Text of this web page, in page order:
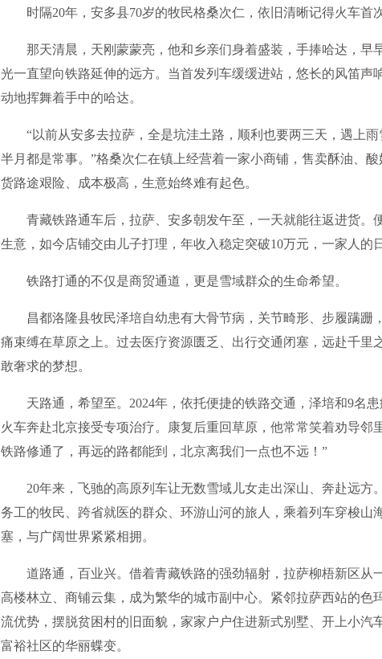
时隔20年，安多县70岁的牧民格桑次仁，依旧清晰记得火车首次
那天清晨，天刚蒙蒙亮，他和乡亲们身着盛装，手捧哈达，早
光一直望向铁路延伸的远方。当首发列车缓缓进站，悠长的风笛声
动地挥舞着手中的哈达。
“以前从安多去拉萨，全是坑洼土路，顺利也要两三天，遇上雨
半月都是常事。”格桑次仁在镇上经营着一家小商铺，售卖酥油、
货路途艰险、成本极高，生意始终难有起色。
青藏铁路通车后，拉萨、安多朝发午至，一天就能往返进货。
生意，如今店铺交由儿子打理，年收入稳定突破10万元，一家人的
铁路打通的不仅是商贸通道，更是雪域群众的生命希望。
昌都洛隆县牧民泽培自幼患有大骨节病，关节畸形、步履蹒跚
痛束缚在草原之上。过去医疗资源匮乏、出行交通闭塞，远赴千里
敢奢求的梦想。
天路通，希望至。2024年，依托便捷的铁路交通，泽培和9名患
火车奔赴北京接受专项治疗。康复后重回草原，他常常笑着劝导邻
铁路修通了，再远的路都能到，北京离我们一点也不远！”
20年来，飞驰的高原列车让无数雪域儿女走出深山、奔赴远方
务工的牧民、跨省就医的群众、环游山河的旅人，乘着列车穿梭山
塞，与广阔世界紧紧相拥。
道路通，百业兴。借着青藏铁路的强劲辐射，拉萨柳梧新区从
高楼林立、商铺云集，成为繁华的城市副中心。紧邻拉萨西站的色
流优势，摆脱贫困村的旧面貌，家家户户住进新式别墅、开上小汽
富裕社区的华丽蝶变。